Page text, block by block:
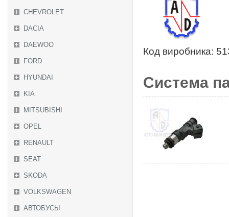
CHEVROLET
DACIA
DAEWOO
FORD
HYUNDAI
KIA
MITSUBISHI
OPEL
RENAULT
SEAT
SKODA
VOLKSWAGEN
АВТОБУСЫ
Код виробника:
Система